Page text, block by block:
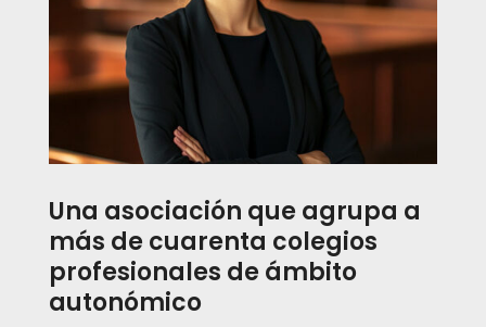
Una asociación que agrupa a
más de cuarenta colegios
profesionales de ámbito
autonómico